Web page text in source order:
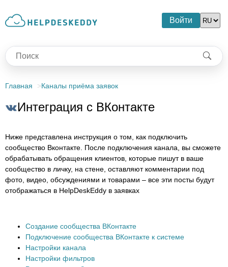
Войти
Главная Каналы приёма заявок
Интеграция c ВКонтакте
Ниже представлена инструкция о том, как подключить
сообщество Вконтакте. После подключения канала, вы сможете
обрабатывать обращения клиентов, которые пишут в ваше
сообщество в личку, на стене, оставляют комментарии под
фото, видео, обсуждениями и товарами – все эти посты будут
отображаться в HelpDeskEddy в заявках
Создание сообщества ВКонтакте
Подключение сообщества ВКонтакте к системe
Настройки канала
Настройки фильтров